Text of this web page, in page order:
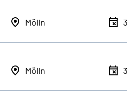
Mölln
Mölln